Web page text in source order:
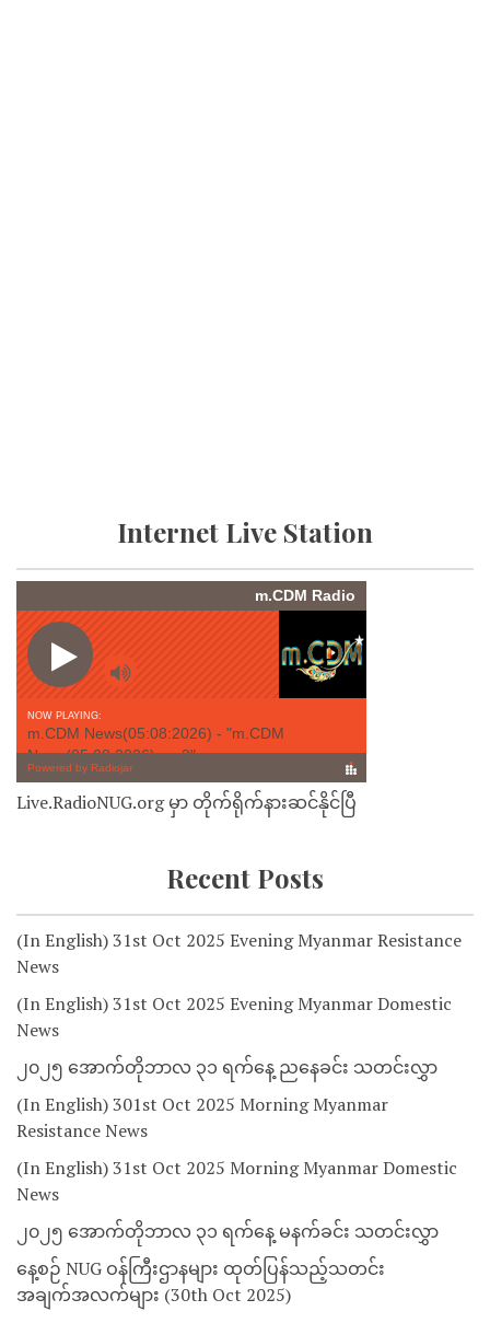
Internet Live Station
Live.RadioNUG.org မှာ တိုက်ရိုက်နားဆင်နိုင်ပြီ
Recent Posts
(In English) 31st Oct 2025 Evening Myanmar Resistance
News
(In English) 31st Oct 2025 Evening Myanmar Domestic
News
၂၀၂၅ အောက်တိုဘာလ ၃၁ ရက်နေ့ ညနေခင်း သတင်းလွှာ
(In English) 301st Oct 2025 Morning Myanmar
Resistance News
(In English) 31st Oct 2025 Morning Myanmar Domestic
News
၂၀၂၅ အောက်တိုဘာလ ၃၁ ရက်နေ့ မနက်ခင်း သတင်းလွှာ
နေ့စဉ် NUG ဝန်ကြီးဌာနများ ထုတ်ပြန်သည့်သတင်း
အချက်အလက်များ (30th Oct 2025)